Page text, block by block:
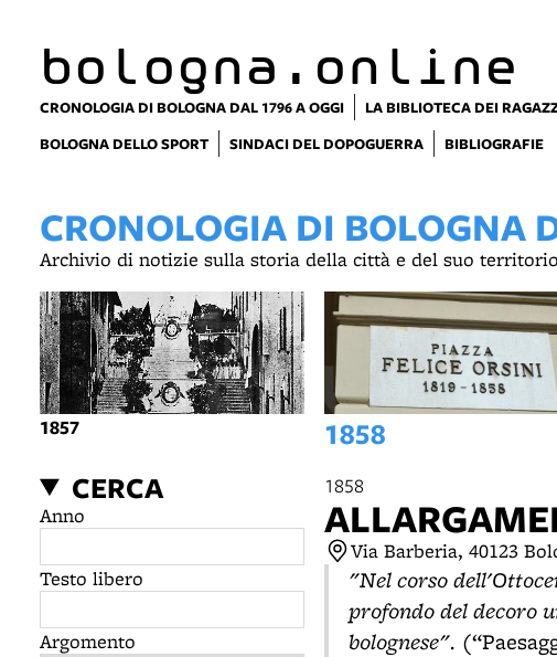
bologna.online
CRONOLOGIA DI BOLOGNA DAL 1796 A OGGI LA BIBLIOTECA DEI
BOLOGNA DELLO SPORT
SINDACI DEL DOPOGUERRA BIBLIOGRAFIE
CRONOLOGIA DI BOLOGNA
Archivio di notizie sulla storia della città e del suo
1857 1858
CERCA
Anno
Testo libero
Argomento
1858
Via Barberia, 40123
"Nel corso
profondo del decoro
bolognese".